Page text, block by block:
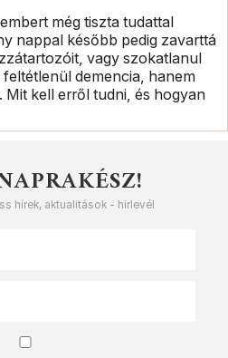
még tiszta tudattal
nappal később pedig zavarttá
vagy szokatlanul
demencia, hanem
kell erről tudni, és hogyan
hírek, aktualitások - hírlevél